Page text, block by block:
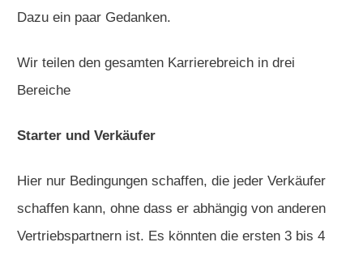
Dazu ein paar Gedanken.
Wir teilen den gesamten Karrierebreich in drei
Bereiche
Starter und Verkäufer
Hier nur Bedingungen schaffen, die jeder Verkäufer
schaffen kann, ohne dass er abhängig von anderen
Vertriebspartnern ist. Es könnten die ersten 3 bis 4